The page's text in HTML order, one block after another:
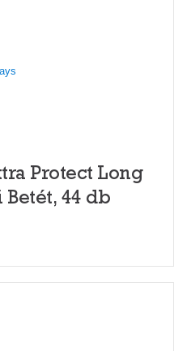
Protect Long
Betét, 44 db